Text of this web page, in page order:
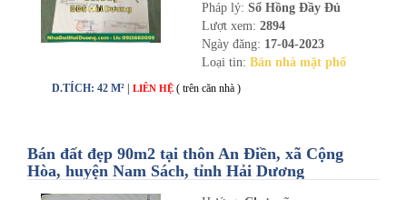
Pháp lý: Sổ Hồng Đầy Đủ
Lượt xem: 2894
Ngày đăng: 17-04-2023
Loại tin: Bán nhà mặt phố
D.TÍCH: 42 M² | LIÊN HỆ ( trên căn nhà )
Bán đất đẹp 90m2 tại thôn An Điền, xã Cộng
Hòa, huyện Nam Sách, tỉnh Hải Dương